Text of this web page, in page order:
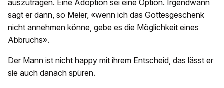
auszutragen. Eine Adoption sei eine Option. Irgendwann
sagt er dann, so Meier, «wenn ich das Gottesgeschenk
nicht annehmen könne, gebe es die Möglichkeit eines
Abbruchs».
Der Mann ist nicht happy mit ihrem Entscheid, das lässt er
sie auch danach spüren.